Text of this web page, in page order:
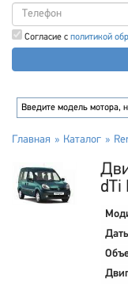
Согласие с политикой
Главная Каталог
dTi